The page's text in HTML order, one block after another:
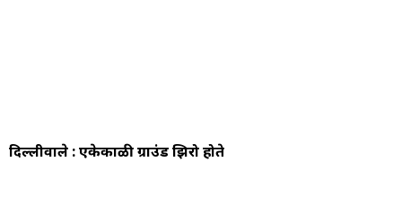
दिल्लीवाले : एकेकाळी ग्राउंड झिरो होते